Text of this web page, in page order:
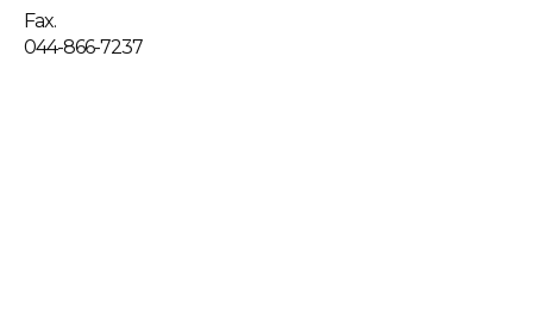
Fax.
044-866-7237